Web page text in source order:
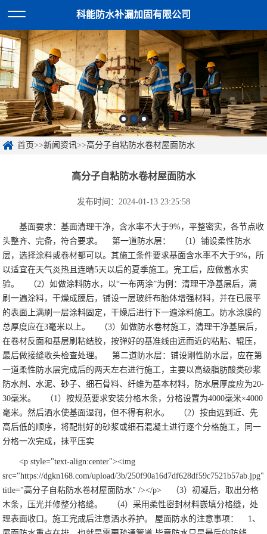
科能防水补漏加固有限公司
首页>>新闻资讯>>高分子自粘防水卷材屋面防水
高分子自粘防水卷材屋面防水
发布时间：2024-01-13 23:25:58
基面要求：基面清理干净，含水率不大于9%，平整密实，各节点收
头整齐、完备，符合要求。
第一道防水层：
（1）铺设柔性防水
层，选择涂料或卷材都可以。其施工条件要求基面含水率不大于9%，所
以适宜在天气炎热且连晴5天以后的夏季施工。完工后，应做蓄水实
验。
（2）如做涂料防水，以“一布两涂”为例：清理干净基层后，满
刷一遍涂料，干燥成膜后，铺设一层玻纤布胎体增强材料，并在已展平
的表面上满刷一层涂料固定，干燥后进行下一遍涂料施工。防水涂膜的
总厚度应在3毫米以上。
（3）如做防水卷材施工，清理干净基层后，
在卷材反面和基层刷粘结胶，按弹好的基准线由远而近的粘贴、辊压，
最后做接缝收头检查处理。
第二道防水层：铺设刚性防水层，应在第
一道柔性防水层完成后的两天左右进行施工，主要以高级脂肪酸类砂浆
防水剂、水泥、砂子、细石骨料、纤维为基本材料，防水层厚度应为20-
30毫米。
（1）按规范要求安装分格木条，分格设置为4000毫米×4000
毫米。然后洒水使基面湿润，但不得有积水。
（2）按由远到近、先
高后低的顺序，将配制好的砂浆或细石混凝土进行逐个分格施工，同一
分格一次完成，抹平压实
<p style="text-align:center"><img
src="https://dgkn168.com/upload/3b/250f90a16d7df628df59c7521b57ab.jpg"
title="高分子自粘防水卷材屋面防水" /></p>
（3）初凝后，取出分格
木条，压光并修整分格缝。
（4）采用柔性密封材料嵌填分格缝，处
理表面收口。施工完成后注意洒水养护。 屋面防水的注意事项：
1、